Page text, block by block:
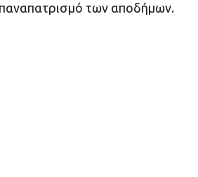
των αποδήμων.